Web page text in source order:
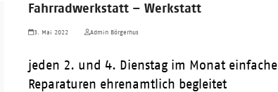
Fahrradwerkstatt – Werkstatt
3. Mai 2022 Admin Börgerhus
jeden 2. und 4. Dienstag im Monat einfache
Reparaturen ehrenamtlich begleitet